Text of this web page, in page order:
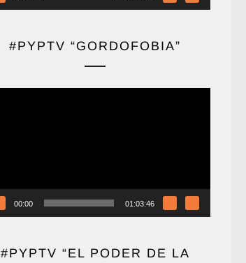
#PYPTV “GORDOFOBIA”
00:00 01:03:46
#PYPTV “EL PODER DE LA